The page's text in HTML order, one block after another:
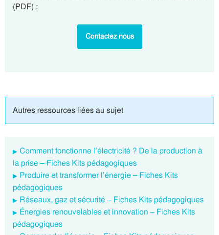
(PDF) :
Contactez nous
Autres ressources liées au sujet
Comment fonctionne l’électricité ? De la production à
la prise – Fiches Kits pédagogiques
Produire et transformer l’énergie – Fiches Kits
pédagogiques
Réseaux, gaz et sécurité – Fiches Kits pédagogiques
Énergies renouvelables et innovation – Fiches Kits
pédagogiques